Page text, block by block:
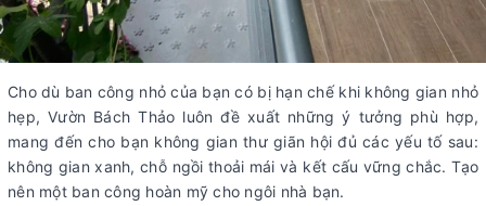
Cho dù ban công nhỏ của bạn có bị hạn chế khi không gian nhỏ
hẹp, Vườn Bách Thảo luôn đề xuất những ý tưởng phù hợp,
mang đến cho bạn không gian thư giãn hội đủ các yếu tố sau:
không gian xanh, chỗ ngồi thoải mái và kết cấu vững chắc. Tạo
nên một ban công hoàn mỹ cho ngôi nhà bạn.